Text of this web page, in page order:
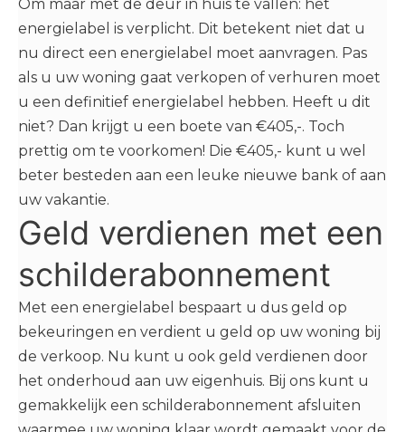
Om maar met de deur in huis te vallen: het
energielabel is verplicht. Dit betekent niet dat u
nu direct een energielabel moet aanvragen. Pas
als u uw woning gaat verkopen of verhuren moet
u een definitief energielabel hebben. Heeft u dit
niet? Dan krijgt u een boete van €405,-. Toch
prettig om te voorkomen! Die €405,- kunt u wel
beter besteden aan een leuke nieuwe bank of aan
uw vakantie.
Geld verdienen met een
schilderabonnement
Met een energielabel bespaart u dus geld op
bekeuringen en verdient u geld op uw woning bij
de verkoop. Nu kunt u ook geld verdienen door
het onderhoud aan uw eigenhuis. Bij ons kunt u
gemakkelijk een schilderabonnement afsluiten